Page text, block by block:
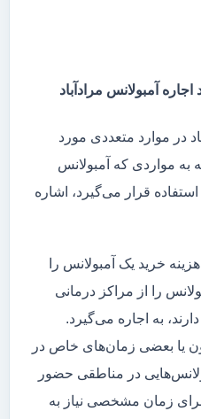
اجاره آمبولانس مرادآباد
در موارد متعددی مورد
به مواردی که آمبولانس
قرار می‌گیرد، اشاره
خرید یک آمبولانس را
را از مراکز درمانی
به اجاره می‌گیرد.
یا بعضی زمان‌های خاص در
در مناطقی حضور
زمان مشخصی نیاز به